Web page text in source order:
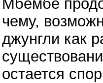
Мбембе
чему,
джунгли как
остается